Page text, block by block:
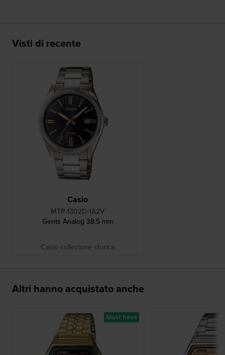
Visti di recente
Casio
MTP-1302D-1A2V
Gents Analog 38.5 mm
Casio collezione storica
Altri hanno acquistato anche
Must have